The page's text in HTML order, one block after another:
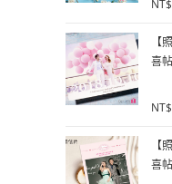
o
NT$
【
喜
o
NT$
【
喜